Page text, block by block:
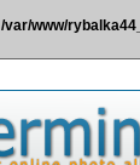
/var/www/